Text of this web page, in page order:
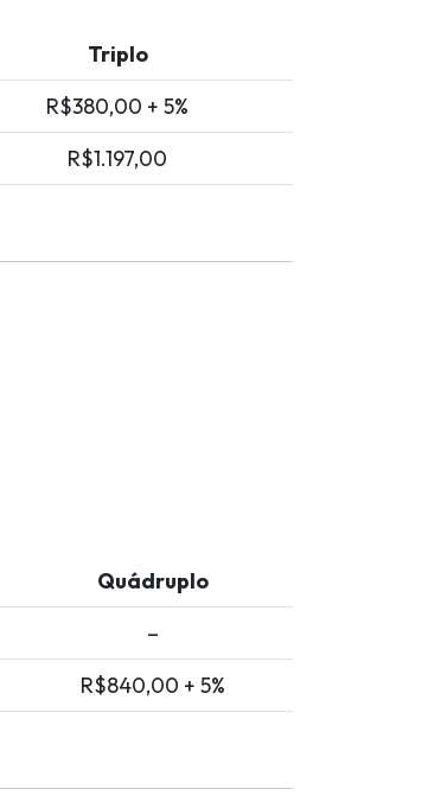
Triplo
R$380,00 + 5%
R$1.197,00
Quádruplo
–
R$840,00 + 5%